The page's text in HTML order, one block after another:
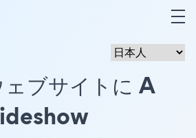
ブサイトに A